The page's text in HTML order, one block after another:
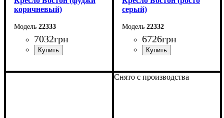
коричневый)
22333
7032грн
Ширина: 83 см
серый)
22332
6726грн
Ширина: 83 см
Снято с производства